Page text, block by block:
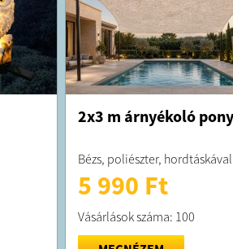
2x3 m árnyékoló
Bézs, poliészter, hordtáskával
5 990 Ft
Vásárlások száma: 100